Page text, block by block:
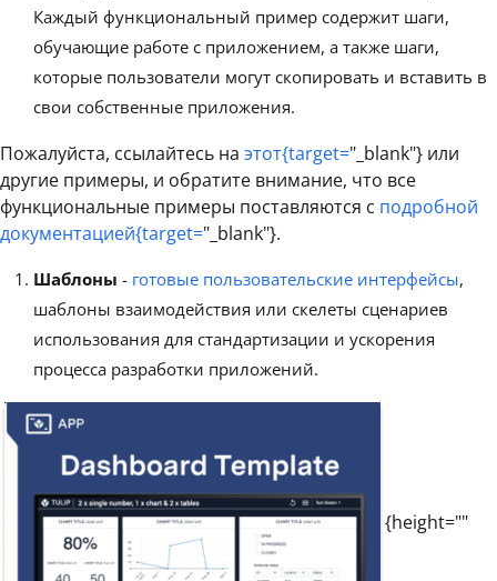
Каждый функциональный пример содержит шаги,
обучающие работе с приложением, а также шаги,
которые пользователи могут скопировать и вставить в
свои собственные приложения.
Пожалуйста, ссылайтесь на этот{target="_blank"} или
другие примеры, и обратите внимание, что все
функциональные примеры поставляются с подробной
документацией{target="_blank"}.
Шаблоны - готовые пользовательские интерфейсы,
шаблоны взаимодействия или скелеты сценариев
использования для стандартизации и ускорения
процесса разработки приложений.
{height=""